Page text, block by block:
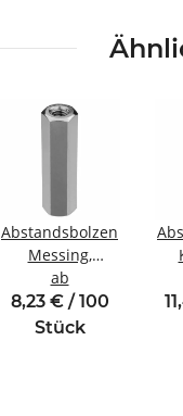
Abstandsbolzen
Messing,
vernickelt
Innen/Innengewinde
M3 SW5,5
ab
8,23 € / 100
Stück